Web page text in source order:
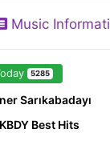
03:41
1.9K - 7
Bülent
1.2K - 7
Music
5285
Sarıkabadayı
Best Hits